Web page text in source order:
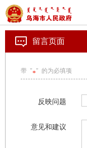
首页>互动交流 > 互动留
留言页面
带 "*" 的为必填项
反映问题
意见和建议